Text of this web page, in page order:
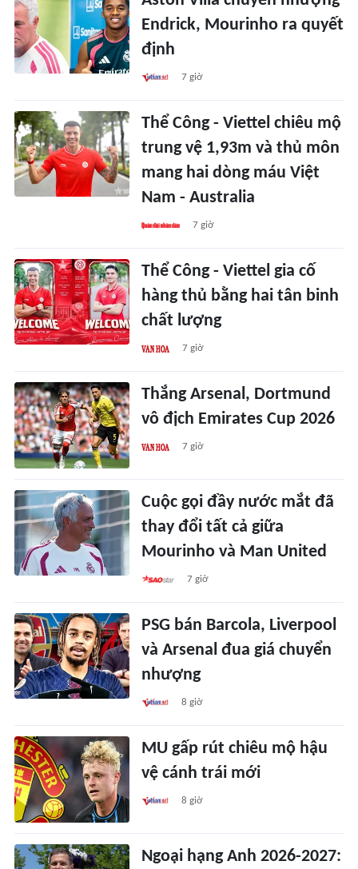
Endrick, Mourinho ra quyết
định
7 giờ
Thể Công - Viettel chiêu mộ
trung vệ 1,93m và thủ môn
mang hai dòng máu Việt
Nam - Australia
7 giờ
Thể Công - Viettel gia cố
hàng thủ bằng hai tân binh
chất lượng
7 giờ
Thắng Arsenal, Dortmund
vô địch Emirates Cup 2026
7 giờ
Cuộc gọi đầy nước mắt đã
thay đổi tất cả giữa
Mourinho và Man United
7 giờ
PSG bán Barcola, Liverpool
và Arsenal đua giá chuyển
nhượng
8 giờ
MU gấp rút chiêu mộ hậu
vệ cánh trái mới
8 giờ
Ngoại hạng Anh 2026-2027: